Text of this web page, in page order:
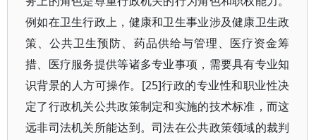
例如在卫生行政上，健康和卫生事业涉及健康卫生政
策、公共卫生预防、药品供给与管理、医疗资金筹
措、医疗服务提供等诸多专业事项，需要具有专业知
识背景的人方可操作。[25]行政的专业性和职业性决
定了行政机关公共政策制定和实施的技术标准，而这
远非司法机关所能达到。司法在公共政策领域的裁判